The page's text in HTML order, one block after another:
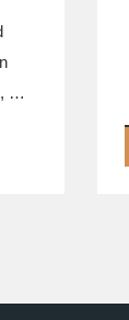
es